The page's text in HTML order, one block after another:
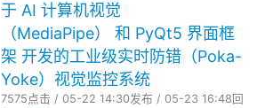
于 AI 计算机视觉
（MediaPipe） 和 PyQt5 界面框
架 开发的工业级实时防错（Poka-
Yoke）视觉监控系统
7575点击 / 05-22 14:30发布 / 05-23 16:48回